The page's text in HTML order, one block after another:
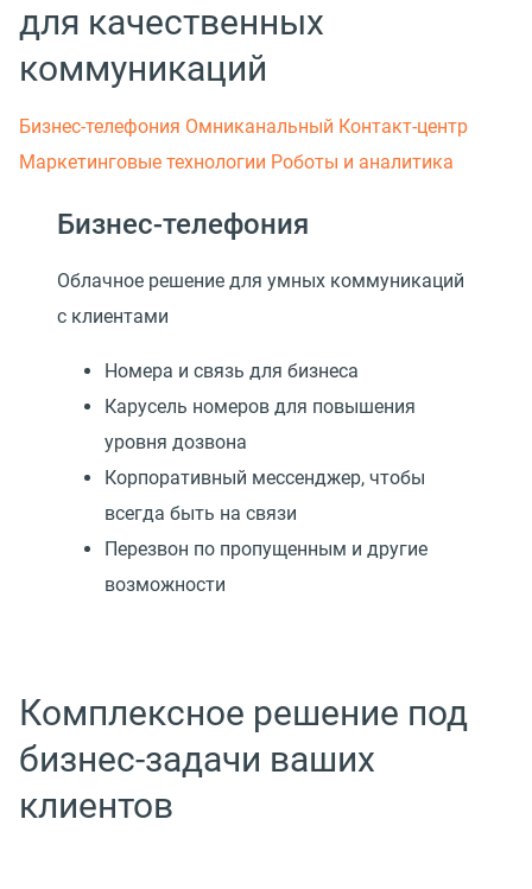
для качественных
коммуникаций
Бизнес-телефония Омниканальный Контакт-центр
Маркетинговые технологии Роботы и аналитика
Бизнес-телефония
Облачное решение для умных коммуникаций
с клиентами
Номера и связь для бизнеса
Карусель номеров для повышения
уровня дозвона
Корпоративный мессенджер, чтобы
всегда быть на связи
Перезвон по пропущенным и другие
возможности
Комплексное решение под
бизнес-задачи ваших
клиентов